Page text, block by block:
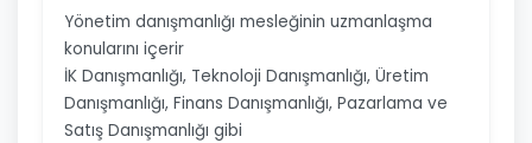
Yönetim danışmanlığı mesleğinin uzmanlaşma
konularını içerir
İK Danışmanlığı, Teknoloji Danışmanlığı, Üretim
Danışmanlığı, Finans Danışmanlığı, Pazarlama ve
Satış Danışmanlığı gibi